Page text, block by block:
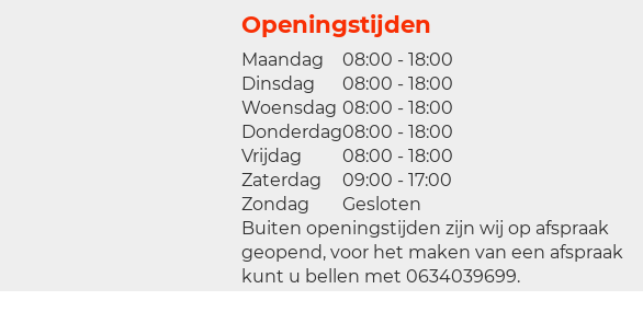
Openingstijden
Maandag
08:00 - 18:00
Dinsdag
08:00 - 18:00
Woensdag 08:00 - 18:00
Donderdag08:00 - 18:00
Vrijdag
08:00 - 18:00
Zaterdag
09:00 - 17:00
Zondag
Gesloten
Buiten openingstijden zijn wij op afspraak
geopend, voor het maken van een afspraak
kunt u bellen met 0634039699.